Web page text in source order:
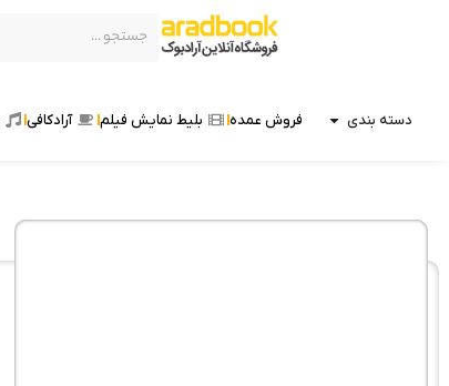
دسته بندی فروش عمده بلیط نمایش فیلم آرادکافی